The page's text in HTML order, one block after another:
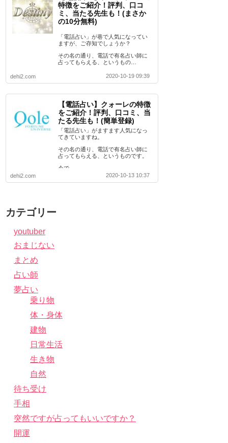
特徴をご紹介！評判、口コ
ミ、当たる先生も！(まさか
の10分無料)
「電話占い」が巷で人気になってい
ますが、ご存知でしょうか？
その名の通り、電話で有名占い師に
占ってもらえる、というもの…
dehi2.com 2020-10-19 09:39
【電話占い】クォーレの特徴
をご紹介！評判、口コミ、当
たる先生も！(簡単登録)
「電話占い」がますます人気になっ
てきていますね。
その名の通り、電話で有名占い師に
占ってもらえる、というものです。
今で…
dehi2.com
2020-10-13 10:37
カテゴリー
youtuber
おまじない
まとめ
占い師
夢占い
乗り物
体・身体
建物
日常生活
生き物
自然
待ち受け
手相
突然ですが占ってもいいですか？
開運